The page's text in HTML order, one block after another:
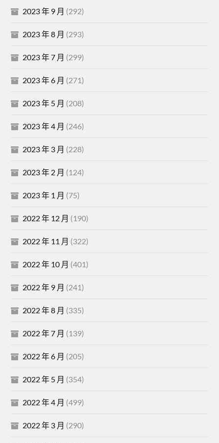
2023 年 9 月 (292)
2023 年 8 月 (293)
2023 年 7 月 (299)
2023 年 6 月 (271)
2023 年 5 月 (208)
2023 年 4 月 (246)
2023 年 3 月 (228)
2023 年 2 月 (124)
2023 年 1 月 (75)
2022 年 12 月 (190)
2022 年 11 月 (322)
2022 年 10 月 (401)
2022 年 9 月 (241)
2022 年 8 月 (335)
2022 年 7 月 (139)
2022 年 6 月 (205)
2022 年 5 月 (354)
2022 年 4 月 (499)
2022 年 3 月 (290)